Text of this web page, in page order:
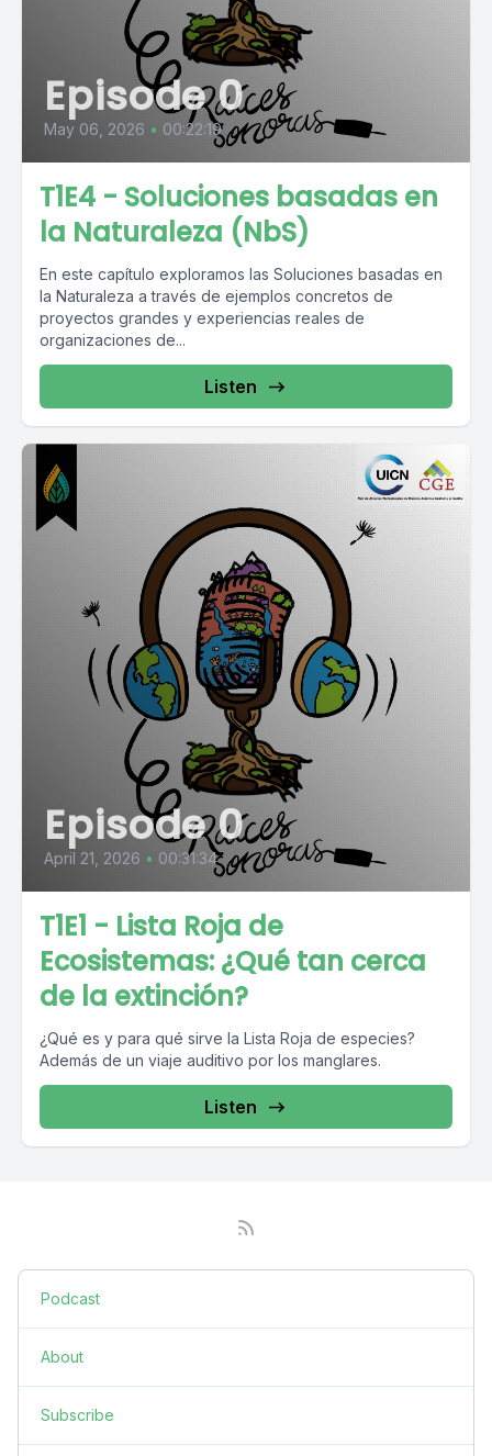
Episode 0
May 06, 2026 • 00:22:19
T1E4 - Soluciones basadas en
la Naturaleza (NbS)
En este capítulo exploramos las Soluciones basadas en
la Naturaleza a través de ejemplos concretos de
proyectos grandes y experiencias reales de
organizaciones de...
Listen
Episode 0
April 21, 2026 • 00:31:34
T1E1 - Lista Roja de
Ecosistemas: ¿Qué tan cerca
de la extinción?
¿Qué es y para qué sirve la Lista Roja de especies?
Además de un viaje auditivo por los manglares.
Listen
Podcast
About
Subscribe